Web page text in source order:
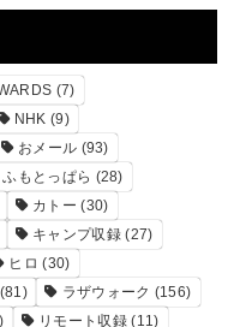
(7)
NHK (9)
おメール (93)
ふもとっぱら (28)
カトー (30)
キャンプ収録(27)
ヒロ (30)
(81) ラザウォーク (156)
リモート収録(11)